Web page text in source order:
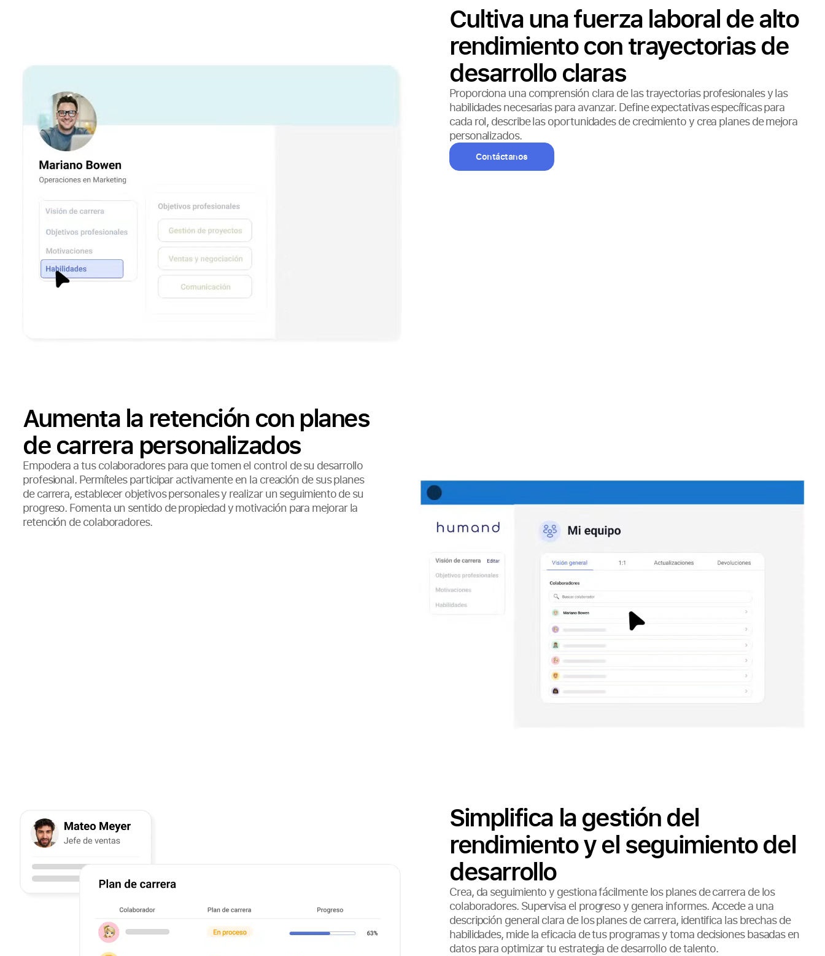
Cultiva una fuerza laboral de alto
rendimiento con trayectorias de
desarrollo claras
Proporciona una comprensión clara de las trayectorias profesionales y las
habilidades necesarias para avanzar. Define expectativas específicas para
cada rol, describe las oportunidades de crecimiento y crea planes de mejora
personalizados.
Contáctanos
Aumenta la retención con planes
de carrera personalizados
Empodera a tus colaboradores para que tomen el control de su desarrollo
profesional. Permíteles participar activamente en la creación de sus planes
de carrera, establecer objetivos personales y realizar un seguimiento de su
progreso. Fomenta un sentido de propiedad y motivación para mejorar la
retención de colaboradores.
Simplifica la gestión del
rendimiento y el seguimiento del
desarrollo
Crea, da seguimiento y gestiona fácilmente los planes de carrera de los
colaboradores. Supervisa el progreso y genera informes. Accede a una
descripción general clara de los planes de carrera, identifica las brechas de
habilidades, mide la eficacia de tus programas y toma decisiones basadas en
datos para optimizar tu estrategia de desarrollo de talento.